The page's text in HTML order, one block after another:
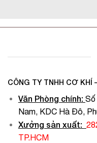
CÔNG TY TNHH CƠ KHÍ
Văn Phòng chính:
Nam, KDC Hà Đô,
Xưởng sản xuất:
TP.HCM